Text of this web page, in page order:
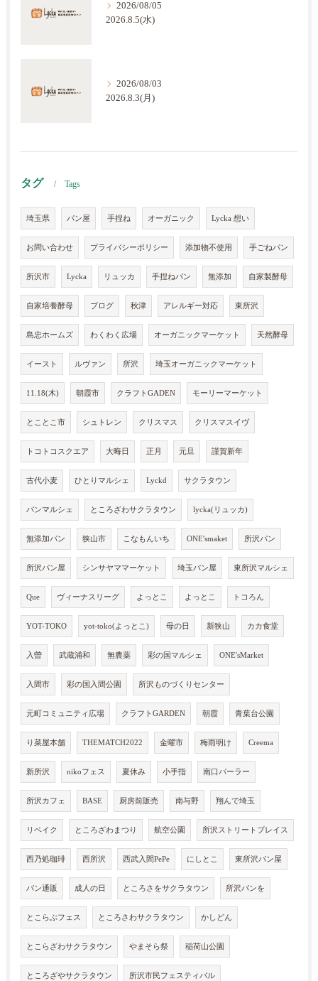
2026/08/05
2026.8.5(水)
2026/08/03
2026.8.3(月)
タグ Tags
埼玉県 パン屋 手捏ね オーガニック Lycka 想い
お問い合わせ プライバシーポリシー 添加物不使用 手ごねパン
所沢市 Lycka リュッカ 手捏ねパン 無添加 自家製酵母
自家培養酵母 ブログ 秋津 アレルギー対応 東所沢
島忠ホームズ わくわく広場 オーガニックマーケット 天然酵母
イースト ルヴァン 所沢 埼玉オーガニックマーケット
11.18(木) 朝霞市 クラフトGADEN モーリーマーケット
とことこ市 シュトレン クリスマス クリスマスイヴ
トコトコスクエア 大晦日 正月 元旦 謹賀新年
古代小麦 ひとりマルシェ Lyckd サクラタウン
パンマルシェ ところざわサクラタウン lycka(リュッカ)
無添加パン 狭山市 こなもんいち ONE'smaket 所沢パン
所沢パン屋 シンサヤママーケット 埼玉パン屋 東所沢マルシェ
Que ヴィーナスリーグ よっとこ よっとこ トコろん
YOT-TOKO yot-toko(よっとこ) 母の日 新狭山 カカ食堂
入曽 武蔵浦和 無農薬 彩の国マルシェ ONE'sMarket
入間市 彩の国入間公園 所沢ものづくりセンター
元町コミュニティ広場 クラフトGARDEN 朝霞 青葉台公園
り菜屋本舗 THEMATCH2022 金曜市 梅雨明け Creema
新所沢 nikoフェス 夏休み 小手指 南口パーラー
所沢カフェ BASE 厨房前販売 南与野 翔んで埼玉
リベイク ところざわまつり 航空公園 所沢ストリートプレイス
西乃処珈琲 西所沢 西武入間PePe にしとこ 東所沢パン屋
パン通販 成人の日 ところさをサクラタウン 所沢パンを
とこらぶフェス ところさわサクラタウン かしどん
とこらざわサクラタウン やまそら祭 稲荷山公園
ところざやサクラタウン 所沢市民フェスティバル